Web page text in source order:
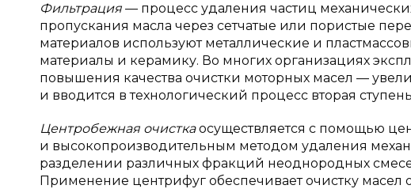
Фильтрация — процесс удаления частиц
пропускания масла через сетчатые или пористые
материалов используют металлические и
материалы и керамику. Во многих организациях
повышения качества очистки моторных масел —
и вводится в технологический процесс вторая
Центробежная очисткаосуществляется с помощью
и высокопроизводительным методом удаления
разделении различных фракций неоднородных
Применение центрифуг обеспечивает очистку масел